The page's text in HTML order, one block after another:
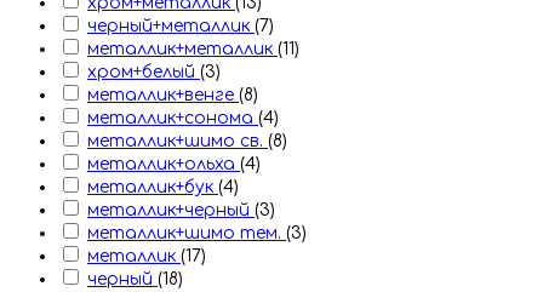
черный+металлик (7)
металлик+металлик (11)
хром+белый (3)
металлик+венге (8)
металлик+сонома (4)
металлик+шимо св. (8)
металлик+ольха (4)
металлик+бук (4)
металлик+черный (3)
металлик+шимо тем. (3)
металлик (17)
черный (18)